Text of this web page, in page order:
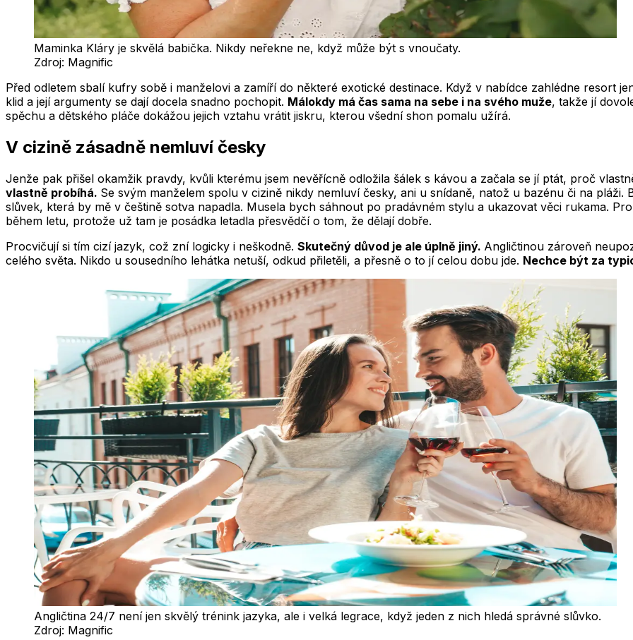
Maminka Kláry je skvělá babička. Nikdy neřekne ne, když může být s vnoučaty.
Zdroj: Magnific
Před odletem sbalí kufry sobě i manželovi a zamíří do některé exotické destinace. Když v nabídce zahlédne resort
klid a její argumenty se dají docela snadno pochopit. Málokdy má čas sama na sebe i na svého muže, takže jí
spěchu a dětského pláče dokážou jejich vztahu vrátit jiskru, kterou všední shon pomalu užírá.
V cizině zásadně nemluví česky
Jenže pak přišel okamžik pravdy, kvůli kterému jsem nevěřícně odložila šálek s kávou a začala se jí ptát, proč
vlastně probíhá. Se svým manželem spolu v cizině nikdy nemluví česky, ani u snídaně, natož u bazénu či na
slůvek, která by mě v češtině sotva napadla. Musela bych sáhnout po pradávném stylu a ukazovat věci rukama.
během letu, protože už tam je posádka letadla přesvědčí o tom, že dělají dobře.
Procvičují si tím cizí jazyk, což zní logicky i neškodně. Skutečný důvod je ale úplně jiný. Angličtinou zároveň
celého světa. Nikdo u sousedního lehátka netuší, odkud přiletěli, a přesně o to jí celou dobu jde. Nechce být za
Angličtina 24/7 není jen skvělý trénink jazyka, ale i velká legrace, když jeden z nich hledá správné slůvko.
Zdroj: Magnific